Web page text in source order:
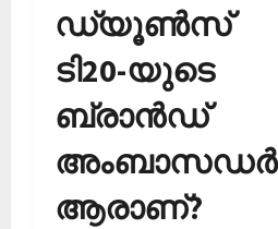
ഡ്യൂണ്‍സ്
ടി20-യുടെ
ബ്രാന്‍ഡ്
അംബാസഡര്‍
ആരാണ്?